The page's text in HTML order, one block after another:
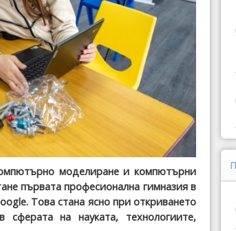
моделиране и компютърни
първата професионална гимназия в
Това стана ясно при откриването
на науката, технологиите,